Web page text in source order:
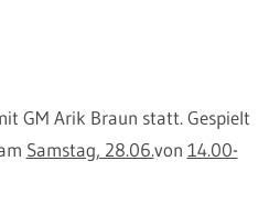
GM Arik Braun statt. Gespielt
Samstag, 28.06.von 14.00-